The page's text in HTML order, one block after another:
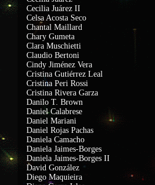
Cecilia Juárez II
Celsa Acosta Seco
Chantal Maillard
Chary Gumeta
Clara Muschietti
Claudio Bertoni
Cindy Jiménez Vera
Cristina Gutiérrez Leal
Cristina Peri Rossi
Cristina Rivera Garza
Danilo T. Brown
Daniel Calabrese
Daniel Mariani
Daniel Rojas Pachas
Daniela Camacho
Daniela Jaimes-Borges
Daniela Jaimes-Borges II
David González
Diego Maquieira